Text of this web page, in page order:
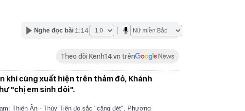
Nghe đọc bài 1:14
Theo dõi Kenh14.vn trên
khi cùng xuất hiện trên thảm đỏ, Khánh
"chị em sinh đôi".
Thiên Ân - Thùy Tiên đọ sắc "căng đét", Phương